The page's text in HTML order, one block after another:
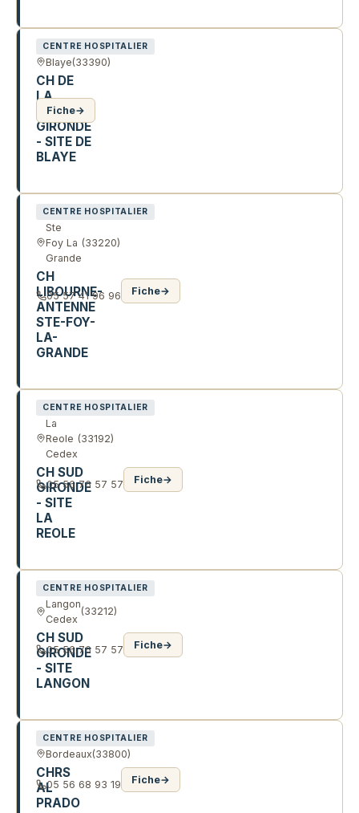
CENTRE HOSPITALIER
Blaye(33390)
CH DE
LA
HAUTE
GIRONDE
- SITE DE
BLAYE
Fiche→
CENTRE HOSPITALIER
Ste
Foy La
Grande
(33220)
CH
LIBOURNE-
ANTENNE
STE-FOY-
LA-
GRANDE
05 57 41 96 96 Fiche→
CENTRE HOSPITALIER
La
Reole
Cedex
(33192)
CH SUD
GIRONDE
- SITE
LA
REOLE
05 56 76 57 57 Fiche→
CENTRE HOSPITALIER
Langon
Cedex
(33212)
CH SUD
GIRONDE
- SITE
LANGON
05 56 76 57 57 Fiche→
CENTRE HOSPITALIER
Bordeaux(33800)
CHRS
AL
PRADO
05 56 68 93 19 Fiche→